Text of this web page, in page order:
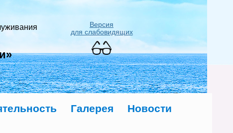
Версия
для слабовидящих
Галерея Новости